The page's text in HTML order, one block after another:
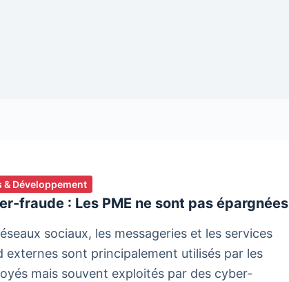
& Développement
fraude : Les PME ne sont pas épargnées
sociaux, les messageries et les services
externes sont principalement utilisés par les
mais souvent exploités par des cyber-